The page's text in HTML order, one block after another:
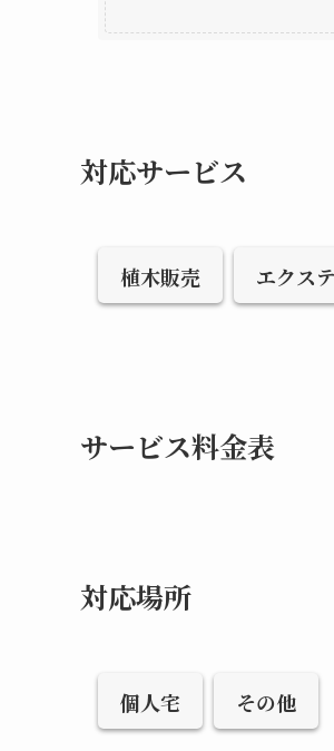
対応サービス
植木販売 エクス
サービス料金表
対応場所
個人宅 その他